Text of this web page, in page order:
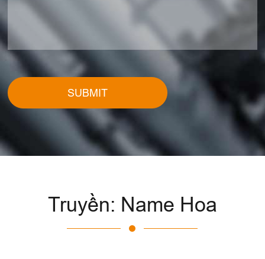
SUBMIT
Truyền: Name Hoa